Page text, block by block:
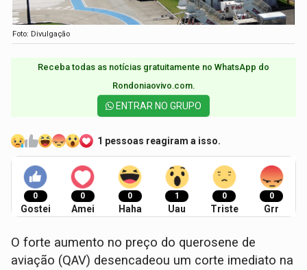
Foto: Divulgação
Receba todas as notícias gratuitamente no WhatsApp do
Rondoniaovivo.com.​
ENTRAR NO GRUPO
1 pessoas reagiram a isso.
0
Gostei
0
Amei
0
Haha
1
Uau
0
Triste
0
Grr
O forte aumento no preço do querosene de
aviação (QAV) desencadeou um corte imediato na